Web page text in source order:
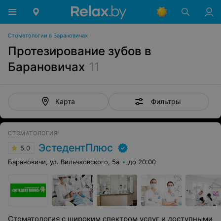
Стоматологии в Барановичах
Протезирование зубов в
Барановичах 11
Карта Фильтры
СТОМАТОЛОГИЯ
5.0 ЭстедентПлюс
Барановичи, ул. Вильчковского, 5а до 20:00
Стоматология с широким спектром услуг и доступными